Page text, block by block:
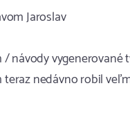
Jaroslav
/ návody
nedávno robil